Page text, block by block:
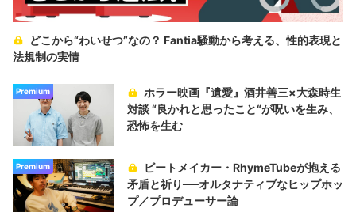
どこから“わいせつ”なの？ Fantia騒動から考える、性的表現と
法規制の実情
Premium
ホラー映画『遺愛』酒井善三×大森時生
対談 “良かれと思ったこと“が呪いを生み、
恐怖を生む
Premium
ビートメイカー・RhymeTubeが抱える
矛盾と祈り──オルタナティブなヒップホッ
プ／プロデューサー論